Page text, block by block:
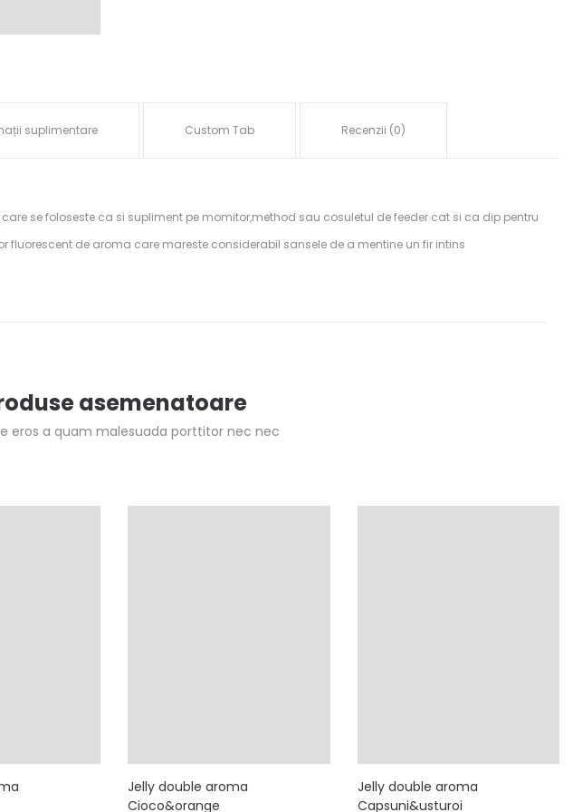
suplimentare Custom Tab Recenzii (0)
se foloseste ca si supliment pe momitor,method sau cosuletul de feeder cat si ca dip pentru
de aroma care mareste considerabil sansele de a mentine un fir intins
asemenatoare
eros a quam malesuada porttitor nec nec
Jelly double aroma
Cioco&orange
Jelly double aroma
Capsuni&usturoi